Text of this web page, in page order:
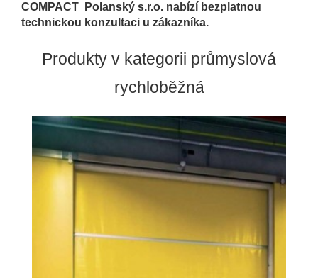
COMPACT Polanský s.r.o. nabízí bezplatnou
technickou konzultaci u zákazníka.
Produkty v kategorii průmyslová
rychloběžná